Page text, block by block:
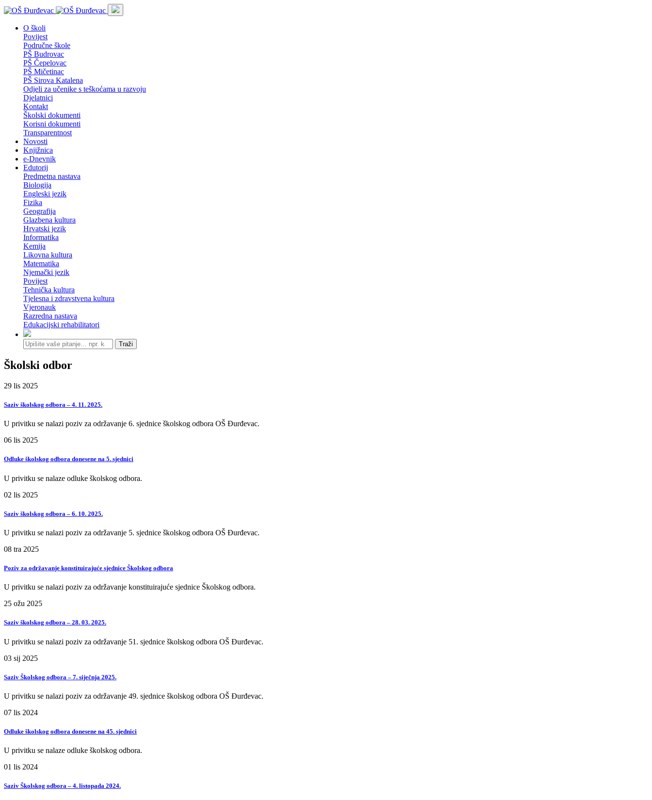
O školi
Povijest
Područne škole
PŠ Budrovac
PŠ Čepelovac
PŠ Mičetinac
PŠ Sirova Katalena
Odjeli za učenike s teškoćama u razvoju
Djelatnici
Kontakt
Školski dokumenti
Korisni dokumenti
Transparentnost
Novosti
Knjižnica
e-Dnevnik
Edutorij
Predmetna nastava
Biologija
Engleski jezik
Fizika
Geografija
Glazbena kultura
Hrvatski jezik
Informatika
Kemija
Likovna kultura
Matematika
Njemački jezik
Povijest
Tehnička kultura
Tjelesna i zdravstvena kultura
Vjeronauk
Razredna nastava
Edukacijski rehabilitatori
Traži
Školski odbor
29 lis 2025
Saziv školskog odbora – 4. 11. 2025.
U privitku se nalazi poziv za održavanje 6. sjednice školskog odbora OŠ Đurđevac.
06 lis 2025
Odluke školskog odbora donesene na 5. sjednici
U privitku se nalaze odluke školskog odbora.
02 lis 2025
Saziv školskog odbora – 6. 10. 2025.
U privitku se nalazi poziv za održavanje 5. sjednice školskog odbora OŠ Đurđevac.
08 tra 2025
Poziv za održavanje konstituirajuće sjednice Školskog odbora
U privitku se nalazi poziv za održavanje konstituirajuće sjednice Školskog odbora.
25 ožu 2025
Saziv školskog odbora – 28. 03. 2025.
U privitku se nalazi poziv za održavanje 51. sjednice školskog odbora OŠ Đurđevac.
03 sij 2025
Saziv Školskog odbora – 7. siječnja 2025.
U privitku se nalazi poziv za održavanje 49. sjednice školskog odbora OŠ Đurđevac.
07 lis 2024
Odluke školskog odbora donesene na 45. sjednici
U privitku se nalaze odluke školskog odbora.
01 lis 2024
Saziv Školskog odbora – 4. listopada 2024.